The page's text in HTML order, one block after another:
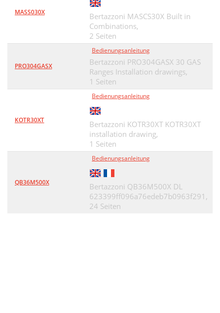
MASS030X
Bertazzoni MASCS30X Built in
Combinations,
2 Seiten
PRO304GASX
Bedienungsanleitung
Bertazzoni PRO304GASX 30 GAS
Ranges Installation drawings,
1 Seiten
KOTR30XT
Bedienungsanleitung
Bertazzoni KOTR30XT KOTR30XT
installation drawing,
1 Seiten
QB36M500X
Bedienungsanleitung
Bertazzoni QB36M500X DL
623399ff096a76edeb7b0963f291,
24 Seiten